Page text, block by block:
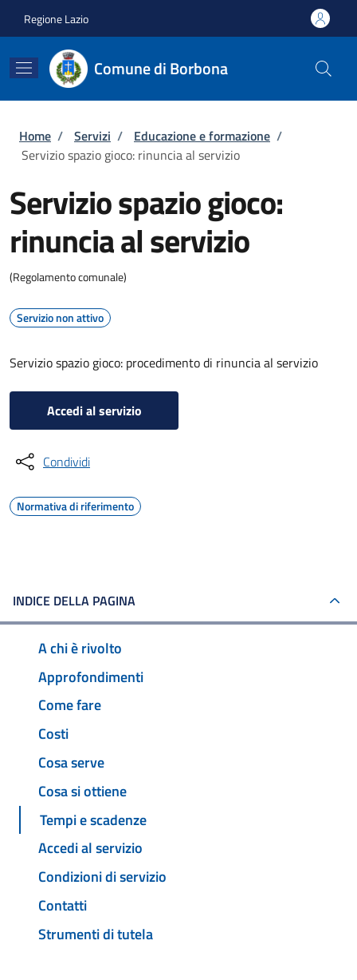
Regione Lazio
Comune di Borbona
Briciole di pane
Home / Servizi / Educazione e formazione /
Servizio spazio gioco: rinuncia al servizio
Servizio spazio gioco:
rinuncia al servizio
(Regolamento comunale)
Servizio non attivo
Servizio spazio gioco: procedimento di rinuncia al servizio
Accedi al servizio
Condividi
Normativa di riferimento
INDICE DELLA PAGINA
A chi è rivolto
Approfondimenti
Come fare
Costi
Cosa serve
Cosa si ottiene
Tempi e scadenze
Accedi al servizio
Condizioni di servizio
Contatti
Strumenti di tutela